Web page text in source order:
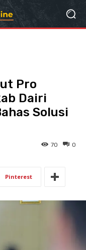
Pro
Dairi
Solusi
0
70
Pinterest